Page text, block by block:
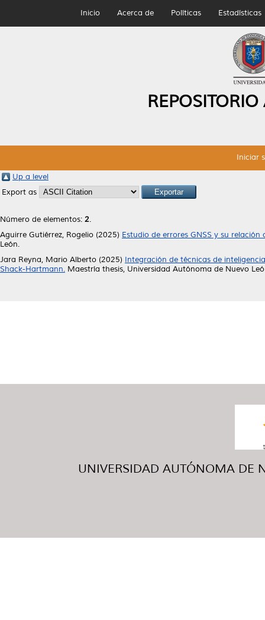
Inicio Acerca de Políticas Estadísticas
Iniciar
Up a level
Export as
Número de elementos: 2.
Aguirre Gutiérrez, Rogelio (2025) Estudio de errores GNSS y su
León.
Jara Reyna, Mario Alberto (2025) Integración de técnicas de
Shack-Hartmann. Maestría thesis, Universidad Autónoma de Nuevo
UNIVERSIDAD AUTÓNOMA DE